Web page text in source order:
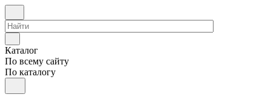
Каталог
По всему сайту
По каталогу